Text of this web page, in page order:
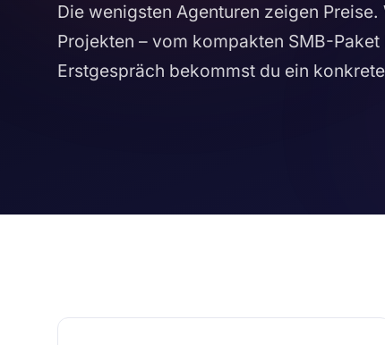
Die wenigsten Agenturen zeigen
Projekten – vom kompakten SMB-
Erstgespräch bekommst du ein